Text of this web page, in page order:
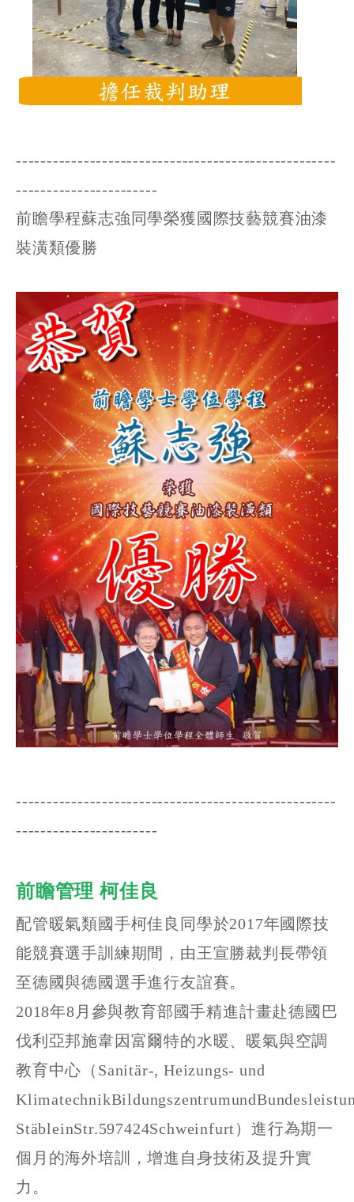
----------------------------------------------------
-----------------------
前瞻學程蘇志強同學榮獲國際技藝競賽油漆
裝潢類優勝
----------------------------------------------------
-----------------------
前瞻管理 柯佳良
配管暖氣類國手柯佳良同學於2017年國際技
能競賽選手訓練期間，由王宣勝裁判長帶領
至德國與德國選手進行友誼賽。
2018年8月參與教育部國手精進計畫赴德國巴
伐利亞邦施韋因富爾特的水暖、暖氣與空調
教育中心（Sanitär-, Heizungs- und
StäbleinStr.597424Schweinfurt）進行為期一
個月的海外培訓，增進自身技術及提升實
力。